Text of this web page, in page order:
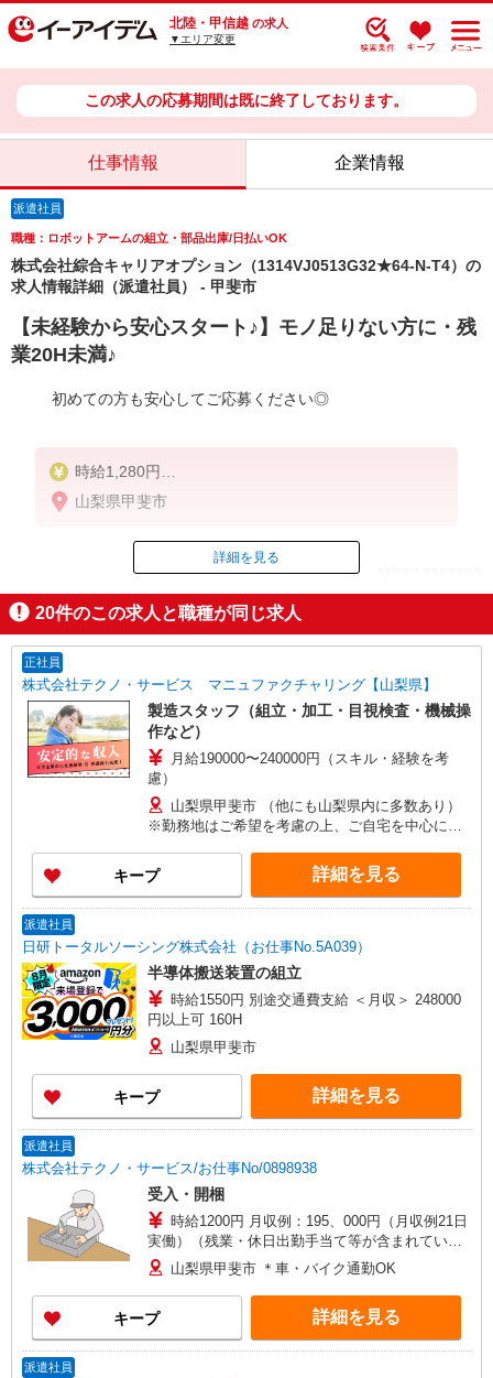
北陸・甲信越 の求人
▼エリア変更
この求人の応募期間は既に終了しております。
仕事情報 企業情報
派遣社員
職種：ロボットアームの組立・部品出庫/日払いOK
株式会社綜合キャリアオプション（1314VJ0513G32★64-N-T4）の
求人情報詳細（派遣社員） - 甲斐市
【未経験から安心スタート♪】モノ足りない方に・残
業20H未満♪
初めての方も安心してご応募ください◎
時給1,280円
交通費：既定支給
山梨県甲斐市
ID：AE0512117369
掲載期間終了
詳細を見る
20件のこの求人と職種が同じ求人
正社員
株式会社テクノ・サービス マニュファクチャリング【山梨県】
製造スタッフ（組立・加工・目視検査・機械操
作など）
月給190000〜240000円（スキル・経験を考
慮）
山梨県甲斐市 （他にも山梨県内に多数あり）
※勤務地はご希望を考慮の上、ご自宅を中心に通
し）
キープ 詳細を見る
派遣社員
日研トータルソーシング株式会社（お仕事No.5A039）
半導体搬送装置の組立
時給1550円 別途交通費支給 ＜月収＞ 248000
円以上可 160H
山梨県甲斐市
キープ 詳細を見る
派遣社員
株式会社テクノ・サービス/お仕事No/0898938
受入・開梱
時給1200円 月収例：195、000円（月収例21日
実働）（残業・休日出勤手当て等が含まれていま
す） 交通費全額支給
山梨県甲斐市 ＊車・バイク通勤OK
キープ 詳細を見る
派遣社員